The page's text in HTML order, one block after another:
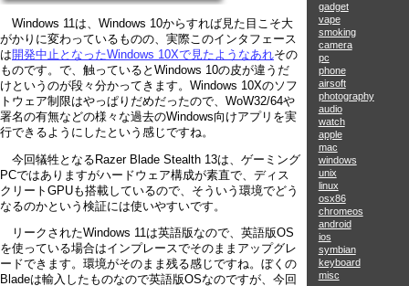
Windows 11は、Windows 10からすれば見た目こそ大
がかりに変わっているものの、実際このインタフェース
は開発中止となったWindows 10Xで見たようなあれその
ものです。で、触っているとWindows 10の皮が違うだ
けというのが段々分かってきます。Windows 10Xのソフ
トウェア制限はやっぱりだめだったので、WoW32/64や
署名の有無などの様々な過去のWindows向けアプリを実
行できるようにしたという感じですね。
今回犠牲となるRazer Blade Stealth 13は、ゲーミング
PCではありますがハードウェア構成が素直で、ディス
クリートGPUも搭載しているので、そういう環境でどう
なるのかという検証には使いやすいです。
リークされたWindows 11は英語版なので、英語版OS
を使っている場合はインプレースでそのままアップグレ
ードできます。環境がそのまま残る感じですね。ぼくの
Bladeは輸入したものなので英語版OSなのですが、今回
gadget
vape
smoking
camera
pc
phone
airsoft
photography
audio
watch
apple
mac
windows
unix
linux
osx86
chromeos
android
ios
symbian
keyboard
misc